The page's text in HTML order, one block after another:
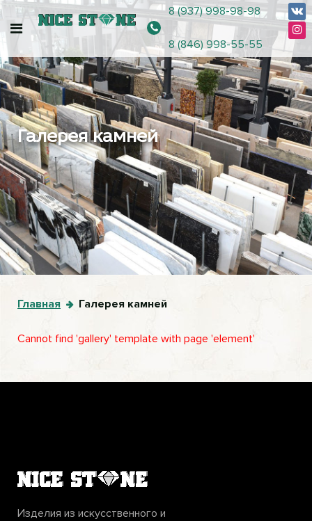
8 (937) 998-98-98
8 (846) 998-55-55
Галерея камней
Главная Галерея камней
Cannot find 'gallery' template with page 'element'
Изделия из искусственного и